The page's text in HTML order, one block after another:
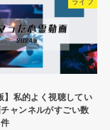
】私的よく視聴してい
ャンネルがすごい数